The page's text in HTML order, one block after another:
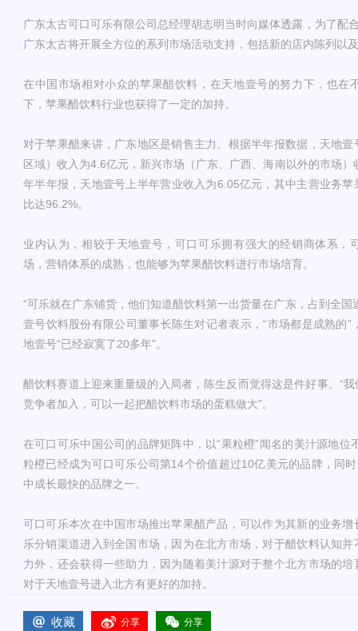
广东太古可口可乐有限公司总经理胡志明当时向媒体透露，为了配
广东太古将开展全方位的系列市场活动支持，包括新的店内陈列以
在中国市场相对小众的苹果醋饮料，在天地壹号的努力下，也在
下，苹果醋饮料行业也获得了一定的加持。
对于苹果醋来讲，广东地区是销售主力。根据半年报数据，天地
区域）收入为4.6亿元，新兴市场（广东、广西、海南以外的市场
年半年报，天地壹号上半年营业收入为6.05亿元，其中主营业务
比达96.2%。
业内认为，相较于天地壹号，可口可乐拥有强大的经销商体系，
场，营销体系的成熟，也能够为苹果醋饮料进行市场培育。
“可乐就在广东铺货，他们知道醋饮料第一出货量在广东，占到全国
壹号饮料股份有限公司董事长陈生对记者表示，“市场都是成熟的
地壹号“已经寂寞了20多年”。
醋饮料赛道上迎来重量级的入局者，陈生反而觉得这是件好事。“
竞争者加入，可以一起把醋饮料市场的蛋糕做大”。
在可口可乐中国公司的品牌矩阵中，以“果粒橙”闻名的美汁源地位
粒橙已经成为可口可乐公司第14个价值超过10亿美元的品牌，同
中成长最快的品牌之一。
可口可乐本次在中国市场推出苹果醋产品，可以作为其新的业务
乐分销渠道进入到全国市场，因为在北方市场，对于醋饮料认知
力外，还会获得一些助力，因为随着美汁源对于整个北方市场的
对于天地壹号进入北方有更好的加持。
收藏 分享 分享